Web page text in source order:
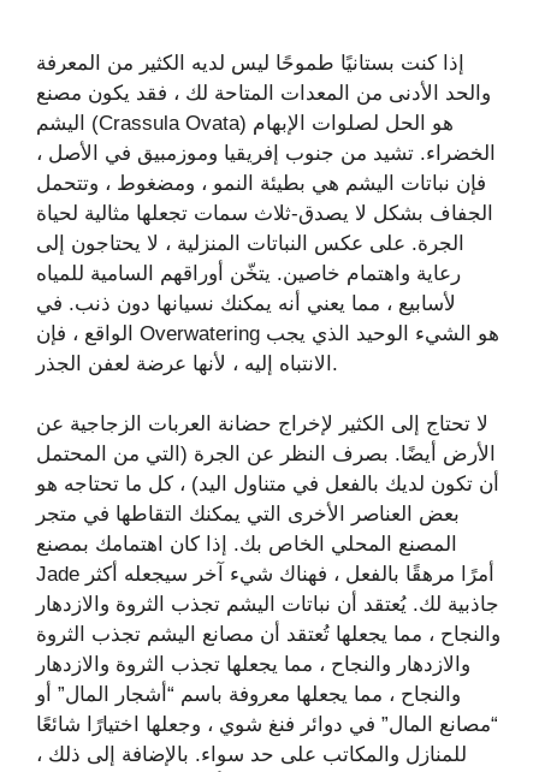
إذا كنت بستانيًا طموحًا ليس لديه الكثير من المعرفة
والحد الأدنى من المعدات المتاحة لك ، فقد يكون مصنع
اليشم (Crassula Ovata) هو الحل لصلوات الإبهام
الخضراء. تشيد من جنوب إفريقيا وموزمبيق في الأصل ،
فإن نباتات اليشم هي بطيئة النمو ، ومضغوط ، وتتحمل
الجفاف بشكل لا يصدق-ثلاث سمات تجعلها مثالية لحياة
الجرة. على عكس النباتات المنزلية ، لا يحتاجون إلى
رعاية واهتمام خاصين. يتخّن أوراقهم السامية للمياه
لأسابيع ، مما يعني أنه يمكنك نسيانها دون ذنب. في
الواقع ، فإن Overwatering هو الشيء الوحيد الذي يجب
الانتباه إليه ، لأنها عرضة لعفن الجذر.
لا تحتاج إلى الكثير لإخراج حضانة العربات الزجاجية عن
الأرض أيضًا. بصرف النظر عن الجرة (التي من المحتمل
أن تكون لديك بالفعل في متناول اليد) ، كل ما تحتاجه هو
بعض العناصر الأخرى التي يمكنك التقاطها في متجر
المصنع المحلي الخاص بك. إذا كان اهتمامك بمصنع
Jade أمرًا مرهقًا بالفعل ، فهناك شيء آخر سيجعله أكثر
جاذبية لك. يُعتقد أن نباتات اليشم تجذب الثروة والازدهار
والنجاح ، مما يجعلها تُعتقد أن مصانع اليشم تجذب الثروة
والازدهار والنجاح ، مما يجعلها تجذب الثروة والازدهار
والنجاح ، مما يجعلها معروفة باسم “أشجار المال” أو
“مصانع المال” في دوائر فنغ شوي ، وجعلها اختيارًا شائعًا
للمنازل والمكاتب على حد سواء. بالإضافة إلى ذلك ،